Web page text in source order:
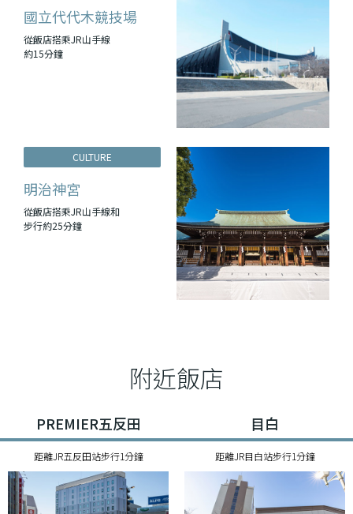
國立代代木競技場
從飯店搭乘JR山手線
約15分鐘
CULTURE
明治神宮
從飯店搭乘JR山手線和
步行約25分鐘
附近飯店
PREMIER五反田
距離JR五反田站步行1分鐘
目白
距離JR目白站步行1分鐘